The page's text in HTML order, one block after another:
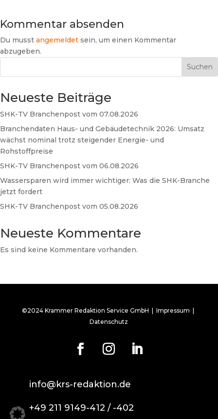
Kommentar absenden
Du musst angemeldet sein, um einen Kommentar
abzugeben.
Suchen
Neueste Beiträge
SHK-TV Branchenpost vom 07.08.2026
Branchendaten Haus- und Gebäudetechnik 2026: Umsatz
wächst nominal trotz steigender Energie- und
Rohstoffpreise
SHK-TV Branchenpost vom 06.08.2026
Wassersparen wird immer wichtiger: Was die SHK-Branche
jetzt fordert
SHK-TV Branchenpost vom 05.08.2026
Neueste Kommentare
Es sind keine Kommentare vorhanden.
©2024 Krammer Redaktion Service GmbH |Impressum
Datenschutz
info@krs-redaktion.de
+49 211 9149-412 / -402